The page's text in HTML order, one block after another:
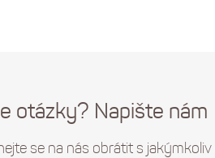
otázky? Napište nám
se na nás obrátit s